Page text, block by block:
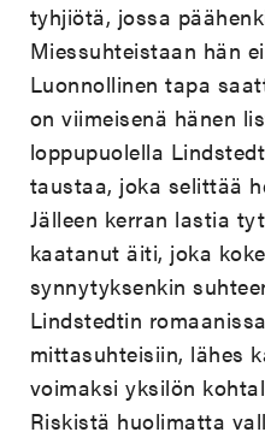
tyhjiötä, jossa
Miessuhteistaan hän
Luonnollinen tapa
on viimeisenä hänen
loppupuolella
taustaa, joka selittää
Jälleen kerran lastia
kaatanut äiti, joka
synnytyksenkin
Lindstedtin
mittasuhteisiin, lähes
voimaksi yksilön
Riskistä huolimatta